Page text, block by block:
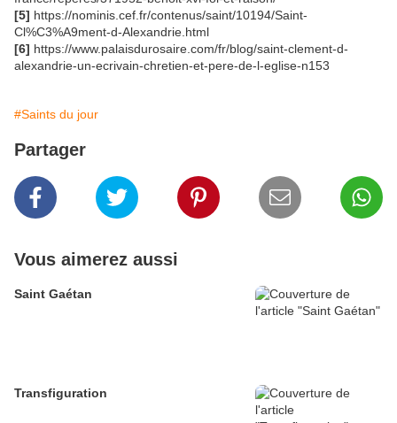
[5] https://nominis.cef.fr/contenus/saint/10194/Saint-
Cl%C3%A9ment-d-Alexandrie.html
[6] https://www.palaisdurosaire.com/fr/blog/saint-clement-d-
alexandrie-un-ecrivain-chretien-et-pere-de-l-eglise-n153
#Saints du jour
Partager
Vous aimerez aussi
Saint Gaétan
Transfiguration